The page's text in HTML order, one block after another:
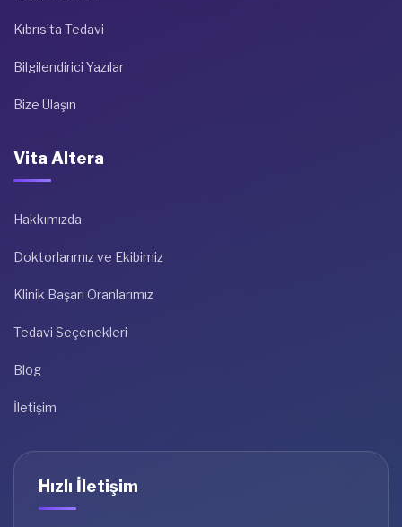
Kıbrıs’ta Tedavi
Bilgilendirici Yazılar
Bize Ulaşın
Vita Altera
Hakkımızda
Doktorlarımız ve Ekibimiz
Klinik Başarı Oranlarımız
Tedavi Seçenekleri
Blog
İletişim
Hızlı İletişim